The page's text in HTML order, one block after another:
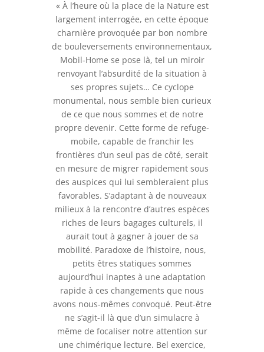
« À l’heure où la place de la Nature est
largement interrogée, en cette époque
charnière provoquée par bon nombre
de bouleversements environnementaux,
Mobil-Home se pose là, tel un miroir
renvoyant l’absurdité de la situation à
ses propres sujets… Ce cyclope
monumental, nous semble bien curieux
de ce que nous sommes et de notre
propre devenir. Cette forme de refuge-
mobile, capable de franchir les
frontières d’un seul pas de côté, serait
en mesure de migrer rapidement sous
des auspices qui lui sembleraient plus
favorables. S’adaptant à de nouveaux
milieux à la rencontre d’autres espèces
riches de leurs bagages culturels, il
aurait tout à gagner à jouer de sa
mobilité. Paradoxe de l’histoire, nous,
petits êtres statiques sommes
aujourd’hui inaptes à une adaptation
rapide à ces changements que nous
avons nous-mêmes convoqué. Peut-être
ne s’agit-il là que d’un simulacre à
même de focaliser notre attention sur
une chimérique lecture. Bel exercice,